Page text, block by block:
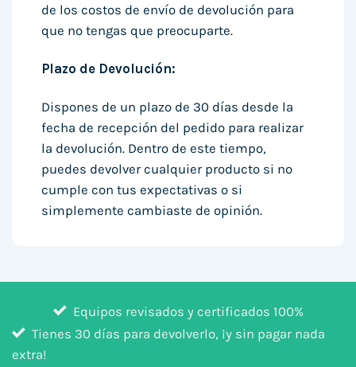
de los costos de envío de devolución para
que no tengas que preocuparte.
Plazo de Devolución:
Dispones de un plazo de 30 días desde la
fecha de recepción del pedido para realizar
la devolución. Dentro de este tiempo,
puedes devolver cualquier producto si no
cumple con tus expectativas o si
simplemente cambiaste de opinión.
Equipos revisados y certificados 100%
Tienes 30 días para devolverlo, ¡y sin pagar nada
extra!